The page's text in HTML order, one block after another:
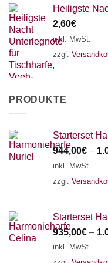
Heiligste
2,60€
inkl. MwSt.
zzgl.
PRODUKTE
Starterset
944,00€ –
inkl. MwSt.
zzgl.
Starterset
935,00€ –
inkl. MwSt.